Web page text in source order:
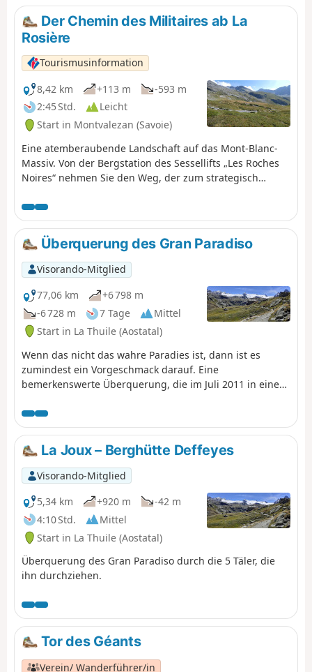
Der Chemin des Militaires ab La
Rosière
Tourismusinformation
8,42 km
+113 m
-593 m
2:45 Std.
Leicht
Start in Montvalezan (Savoie)
Eine atemberaubende Landschaft auf das Mont-Blanc-
Massiv. Von der Bergstation des Sessellifts „Les Roches
Noires“ nehmen Sie den Weg, der zum strategisch
Höhe führt. Von dort aus bietet eine Hängebrücke einen
Blick auf den Mont Blanc.
Überquerung des Gran Paradiso
Visorando-Mitglied
77,06 km
+6 798 m
-6 728 m
7 Tage
Mittel
Start in La Thuile (Aostatal)
Wenn das nicht das wahre Paradies ist, dann ist es
zumindest ein Vorgeschmack darauf. Eine
bemerkenswerte Überquerung, die im Juli 2011 in einer
des Aostatals entdecken kann und die auf einem
Balkonweg auf dem Gipfel des Gran Paradiso endet.
La Joux – Berghütte Deffeyes
Visorando-Mitglied
5,34 km
+920 m
-42 m
4:10 Std.
Mittel
Start in La Thuile (Aostatal)
Überquerung des Gran Paradiso durch die 5 Täler, die
ihn durchziehen.
Tor des Géants
Verein/ Wanderführer/in